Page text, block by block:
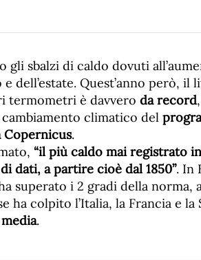
sbalzi di caldo dovuti
dell’estate. Quest’anno però, il
termometri è davvero da record
climatico del
Copernicus.
“il più caldo mai registrato
dati, a partire cioè dal 1850”. In
superato i 2 gradi della norma,
ha colpito l’Italia, la Francia e la
.